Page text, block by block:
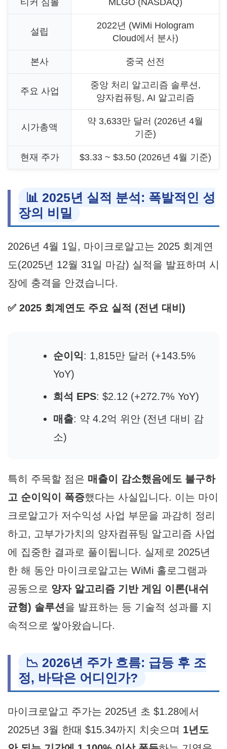
티커 심볼 MLGO (NASDAQ)
설립
2022년 (WiMi Hologram
Cloud에서 분사)
본사 중국 선전
주요 사업
중앙 처리 알고리즘 솔루션,
양자컴퓨팅, AI 알고리즘
시가총액
약 3,633만 달러 (2026년 4월
기준)
현재 주가 $3.33 ~ $3.50 (2026년 4월 기준)
📊 2025년 실적 분석: 폭발적인 성
장의 비밀
2026년 4월 1일, 마이크로알고는 2025 회계연
도(2025년 12월 31일 마감) 실적을 발표하며 시
장에 충격을 안겼습니다.
✅ 2025 회계연도 주요 실적 (전년 대비)
순이익: 1,815만 달러 (+143.5%
YoY)
희석 EPS: $2.12 (+272.7% YoY)
매출: 약 4.2억 위안 (전년 대비 감
소)
특히 주목할 점은 매출이 감소했음에도 불구하
고 순이익이 폭증했다는 사실입니다. 이는 마이
크로알고가 저수익성 사업 부문을 과감히 정리
하고, 고부가가치의 양자컴퓨팅 알고리즘 사업
에 집중한 결과로 풀이됩니다. 실제로 2025년
한 해 동안 마이크로알고는 WiMi 홀로그램과
공동으로 양자 알고리즘 기반 게임 이론(내쉬
균형) 솔루션 을 발표하는 등 기술적 성과를 지
속적으로 쌓아왔습니다.
📉 2026년 주가 흐름: 급등 후 조
정, 바닥은 어디인가?
마이크로알고 주가는 2025년 초 $1.28에서
2025년 3월 한때 $15.34까지 치솟으며 1년도